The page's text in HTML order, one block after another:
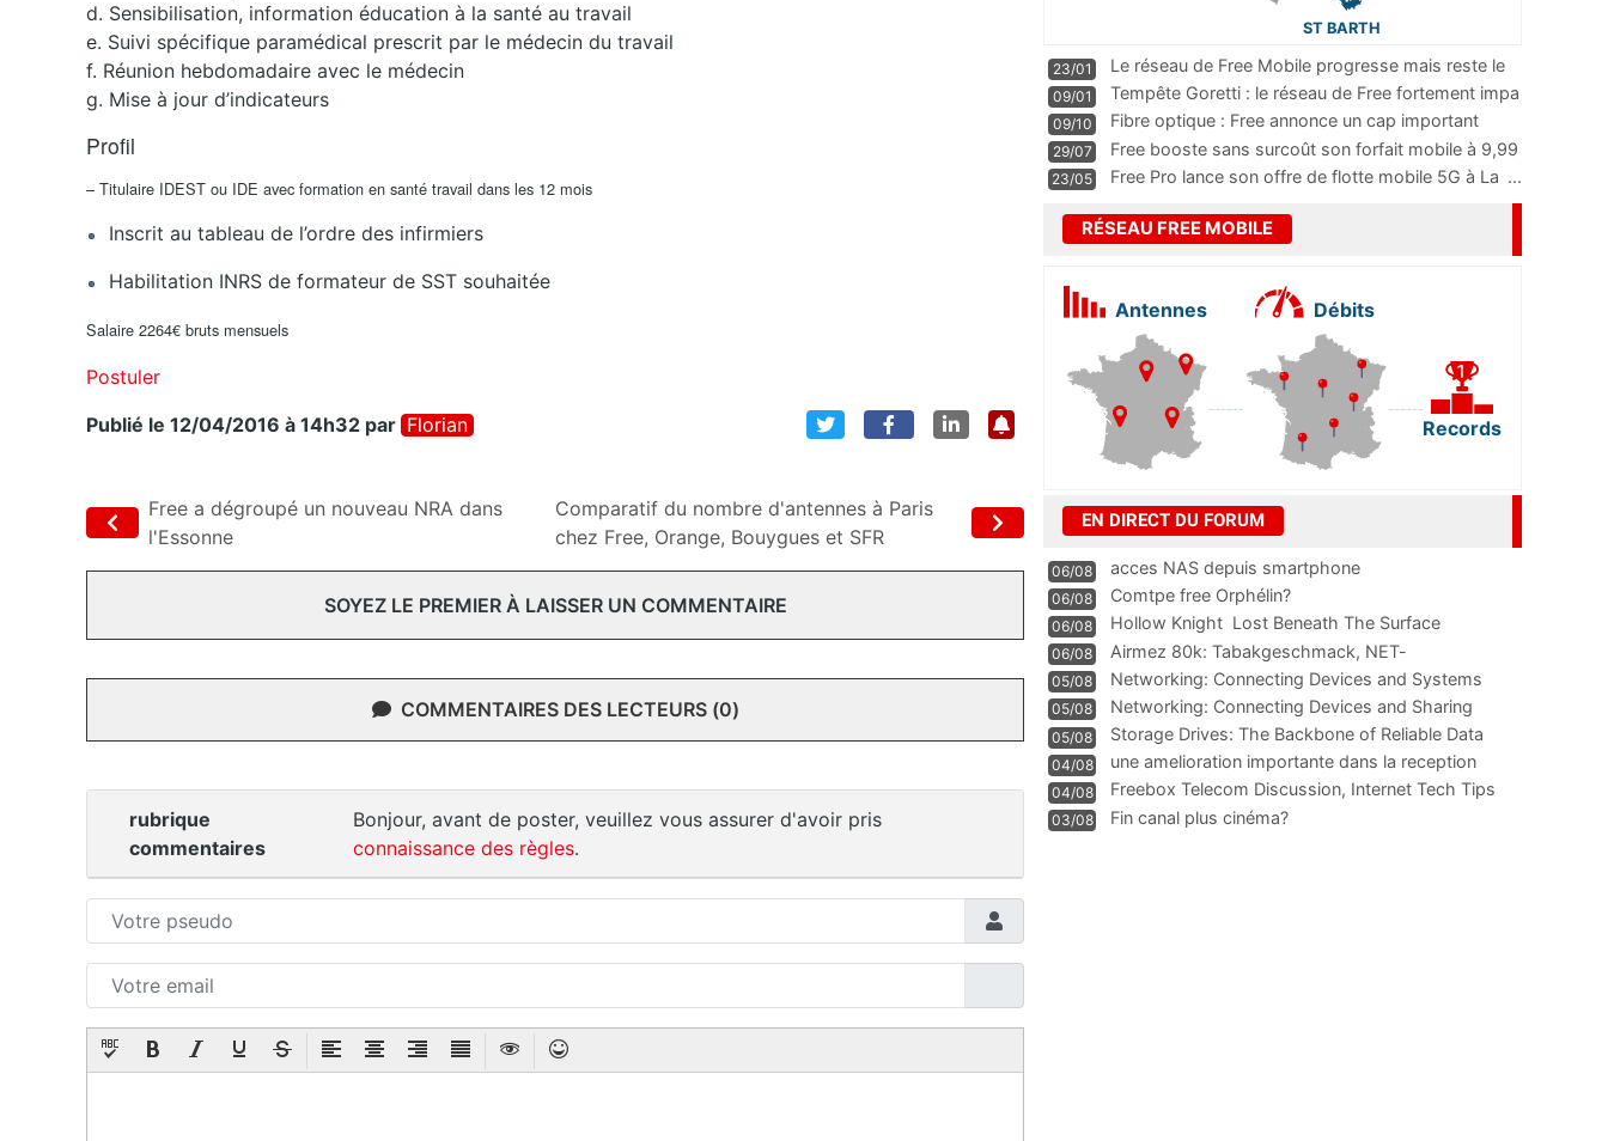
d. Sensibilisation, information éducation à la santé au travail
e. Suivi spécifique paramédical prescrit par le médecin du travail
f. Réunion hebdomadaire avec le médecin
g. Mise à jour d’indicateurs
Profil
– Titulaire IDEST ou IDE avec formation en santé travail dans les 12 mois
Inscrit au tableau de l’ordre des infirmiers
Habilitation INRS de formateur de SST souhaitée
Salaire 2264€ bruts mensuels
Postuler
Publié le 12/04/2016 à 14h32 par Florian
Free a dégroupé un nouveau NRA dans
l'Essonne
Comparatif du nombre d'antennes à Paris
chez Free, Orange, Bouygues et SFR
SOYEZ LE PREMIER À LAISSER UN COMMENTAIRE
COMMENTAIRES DES LECTEURS (0)
rubrique
commentaires
Bonjour, avant de poster, veuillez vous assurer d'avoir pris
connaissance des règles.
ST BARTH
23/01
Le réseau de Free Mobile progresse mais reste le
m
...
09/01
Tempête Goretti : le réseau de Free fortement impa
09/10
Fibre optique : Free annonce un cap important
pass
...
29/07
Free booste sans surcoût son forfait mobile à 9,99
23/05 Free Pro lance son offre de flotte mobile 5G à La ...
RÉSEAU FREE MOBILE
Antennes Débits
Records
EN DIRECT DU FORUM
06/08 acces NAS depuis smartphone
06/08 Comtpe free Orphélin?
06/08 Hollow Knight  Lost Beneath The Surface
06/08
Airmez 80k: Tabakgeschmack, NET-
Technologie und Leistung im
05/08 Networking: Connecting Devices and Systems
05/08
Networking: Connecting Devices and Sharing
Information
05/08
Storage Drives: The Backbone of Reliable Data
Management
04/08
une amelioration importante dans la reception
WIFI
04/08
Freebox Telecom Discussion, Internet Tech Tips
Communi
03/08 Fin canal plus cinéma?